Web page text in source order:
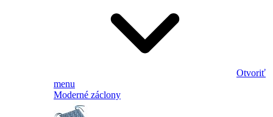
Otvoriť
menu
Moderné záclony